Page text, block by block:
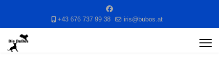
+43 676 737 99 38 iris@bubos.at